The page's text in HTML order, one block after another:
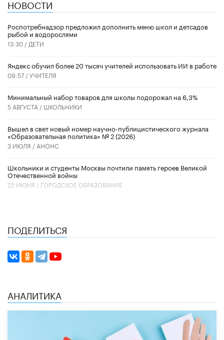
НОВОСТИ
Роспотребнадзор предложил дополнить меню школ и детсадов
рыбой и водорослями
13:30 / ДЕТИ
​Яндекс обучил более 20 тысяч учителей использовать ИИ в работе
09:57 /УЧИТЕЛЯ
Минимальный набор товаров для школы подорожал на 6,3%
5 АВГУСТА / ШКОЛЬНИКИ
Вышел в свет новый номер научно-публицистического журнала
«Образовательная политика» № 2 (2026)
3 ИЮЛЯ / АНОНС
Школьники и студенты Москвы почтили память героев Великой
Отечественной войны
22 ИЮНЯ / ГОРОДСКОЕ ОБРАЗОВАНИЕ
ПОДЕЛИТЬСЯ
АНАЛИТИКА